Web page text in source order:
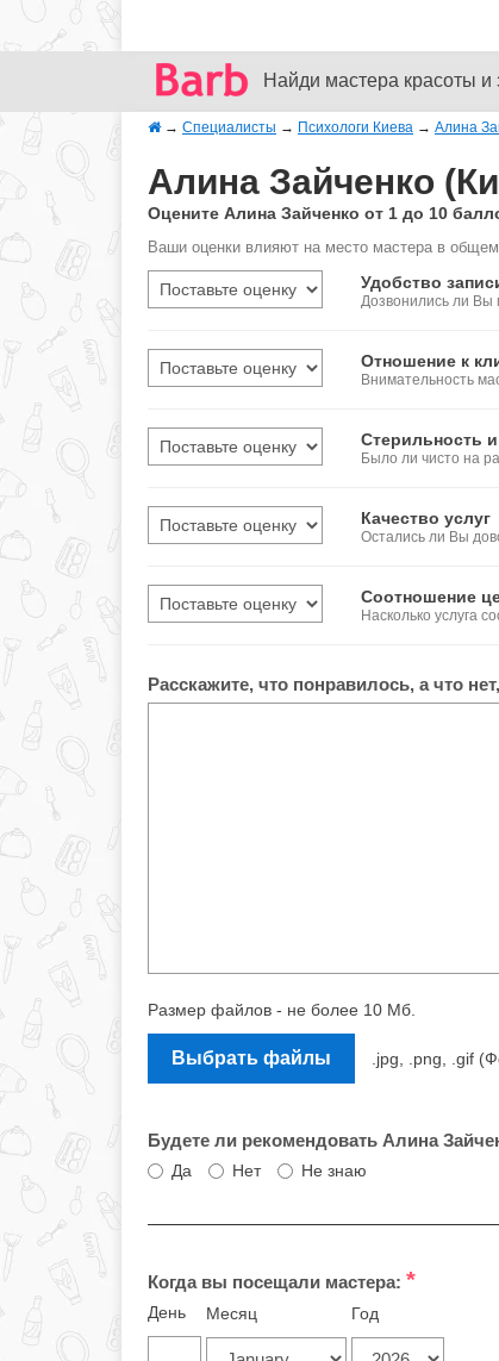
Найди мастера красоты и
→ Специалисты → Психологи Киева → Алина
Алина Зайченко
Оцените Алина Зайченко от 1 до 10
Ваши оценки влияют на место мастера в
Удобство
Дозвонились ли Вы
Отношение к
Внимательность
Стерильность и
Было ли чисто на
Качество услуг
Остались ли Вы
Соотношение
Насколько услуга
Расскажите, что понравилось, а что
Размер файлов - не более 10 Мб.
Выбрать файлы .jpg, .png, .gif
Будете ли рекомендовать Алина
Да Нет Не знаю
Когда вы посещали мастера: *
День Месяц Год